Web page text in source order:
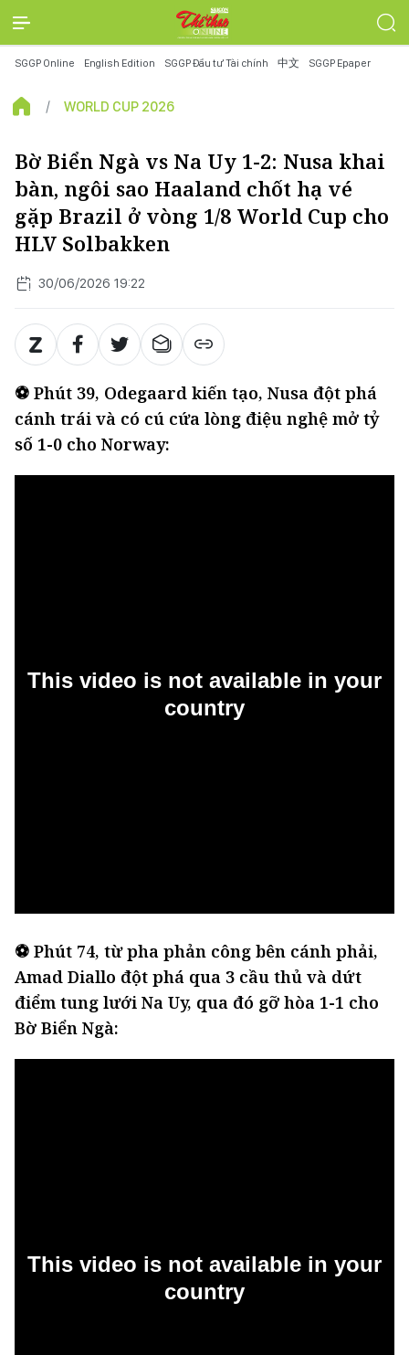
SGGP Online English Edition SGGP Đầu tư Tài chính 中文 SGGP Epaper
WORLD CUP 2026
Bờ Biển Ngà vs Na Uy 1-2: Nusa khai
bàn, ngôi sao Haaland chốt hạ vé
gặp Brazil ở vòng 1/8 World Cup cho
HLV Solbakken
30/06/2026 19:22
⚽ Phút 39, Odegaard kiến tạo, Nusa đột phá
cánh trái và có cú cứa lòng điệu nghệ mở tỷ
số 1-0 cho Norway:
⚽ Phút 74, từ pha phản công bên cánh phải,
Amad Diallo đột phá qua 3 cầu thủ và dứt
điểm tung lưới Na Uy, qua đó gỡ hòa 1-1 cho
Bờ Biển Ngà: